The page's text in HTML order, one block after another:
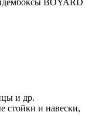
и др.
стойки и навески,